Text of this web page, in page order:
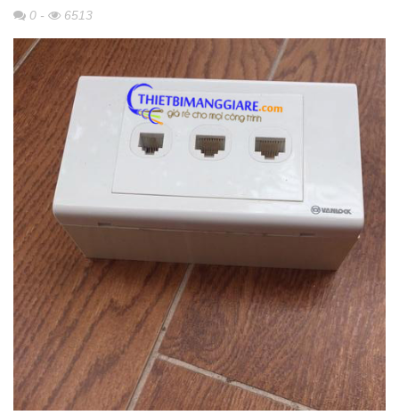
0 - 6513